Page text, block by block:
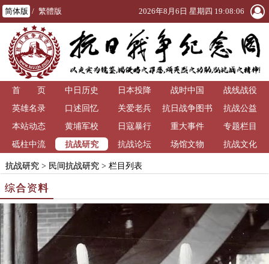
简体版 / 繁體版 2026年8月6日 星期四 19:08:07
首 页 中日历史 日本投降 战时中国
战线战役
英雄名录
口述回忆 关爱老兵
抗日战争图书
馆
抗战公益
本站动态
黄埔军校 日寇暴行 重大事件
专题栏目
砥柱中流
抗战研究 抗战论坛 场馆文物 抗战文化
抗战研究> 民间抗战研究> 栏目列表
综合资料